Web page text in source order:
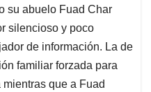
su abuelo Fuad Char
silencioso y poco
de información. La de
familiar forzada para
que a Fuad